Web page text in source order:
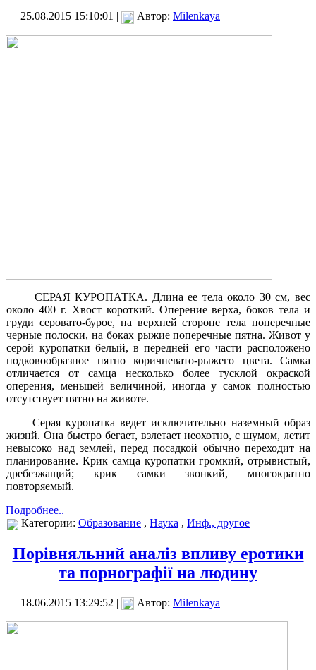
25.08.2015 15:10:01 | Автор: Milenkaya
СЕРАЯ КУРОПАТКА. Длина ее тела около 30 см, вес
около 400 г. Хвост короткий. Оперение верха, боков тела и
груди серовато-бурое, на верхней стороне тела поперечные
черные полоски, на боках рыжие поперечные пятна. Живот у
серой куропатки белый, в передней его части расположено
подковообразное пятно коричневато-рыжего цвета. Самка
отличается от самца несколько более тусклой окраской
оперения, меньшей величиной, иногда у самок полностью
отсутствует пятно на животе.
Серая куропатка ведет исключительно наземный образ
жизнй. Она быстро бегает, взлетает неохотно, с шумом, летит
невысоко над землей, перед посадкой обычно переходит на
планирование. Крик самца куропатки громкий, отрывистый,
дребезжащий; крик самки звонкий, многократно
повторяемый.
Подробнее..
Категории: Образование , Наука , Инф., другое
Порівняльний аналіз впливу еротики
та порнографії на людину
18.06.2015 13:29:52 | Автор: Milenkaya